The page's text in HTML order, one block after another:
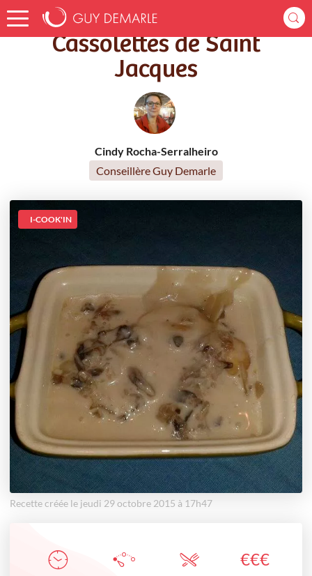
Accueil Recettes Cassolettes de Saint Jacques
Cassolettes de Saint
Jacques
Cindy Rocha-Serralheiro
Conseillère Guy Demarle
I-COOK'IN
Recette créée le jeudi 29 octobre 2015 à 17h47
€€€